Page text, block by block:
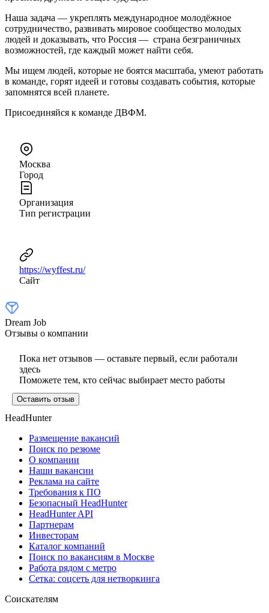
Наша задача — укреплять международное молодёжное
сотрудничество, развивать мировое сообщество молодых
людей и доказывать, что Россия — страна безграничных
возможностей, где каждый может найти себя.
Мы ищем людей, которые не боятся масштаба, умеют работать
в команде, горят идеей и готовы создавать события, которые
запомнятся всей планете.
Присоединяйся к команде ДВФМ.
Москва
Город
Организация
Тип регистрации
https://wyffest.ru/
Сайт
Dream Job
Отзывы о компании
Пока нет отзывов — оставьте первый, если работали
здесь
Поможете тем, кто сейчас выбирает место работы
Оставить отзыв
HeadHunter
Размещение вакансий
Поиск по резюме
О компании
Наши вакансии
Реклама на сайте
Требования к ПО
Безопасный HeadHunter
HeadHunter API
Партнерам
Инвесторам
Каталог компаний
Поиск по вакансиям в Москве
Работа рядом с метро
Сетка: соцсеть для нетворкинга
Соискателям